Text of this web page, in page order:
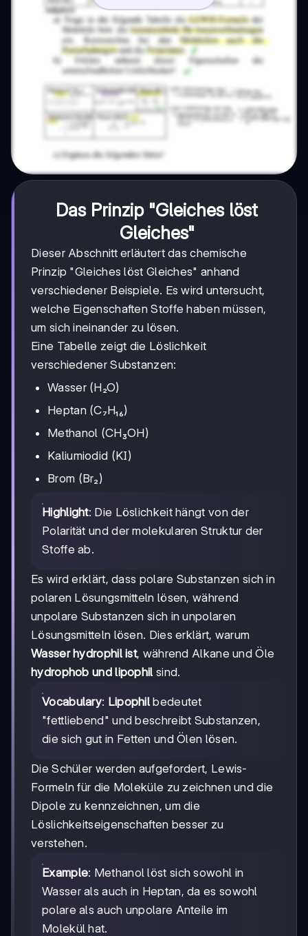
Das Prinzip "Gleiches löst
Gleiches"
Dieser Abschnitt erläutert das chemische
Prinzip "Gleiches löst Gleiches" anhand
verschiedener Beispiele. Es wird untersucht,
welche Eigenschaften Stoffe haben müssen,
um sich ineinander zu lösen.
Eine Tabelle zeigt die Löslichkeit
verschiedener Substanzen:
Wasser (H₂O)
Heptan (C₇H₁₆)
Methanol (CH₃OH)
Kaliumiodid (KI)
Brom (Br₂)
Highlight: Die Löslichkeit hängt von der
Polarität und der molekularen Struktur der
Stoffe ab.
Es wird erklärt, dass polare Substanzen sich in
polaren Lösungsmitteln lösen, während
unpolare Substanzen sich in unpolaren
Lösungsmitteln lösen. Dies erklärt, warum
Wasser hydrophil ist, während Alkane und Öle
hydrophob und lipophil sind.
Vocabulary: Lipophil bedeutet
"fettliebend" und beschreibt Substanzen,
die sich gut in Fetten und Ölen lösen.
Die Schüler werden aufgefordert, Lewis-
Formeln für die Moleküle zu zeichnen und die
Dipole zu kennzeichnen, um die
Löslichkeitseigenschaften besser zu
verstehen.
Example: Methanol löst sich sowohl in
Wasser als auch in Heptan, da es sowohl
polare als auch unpolare Anteile im
Molekül hat.